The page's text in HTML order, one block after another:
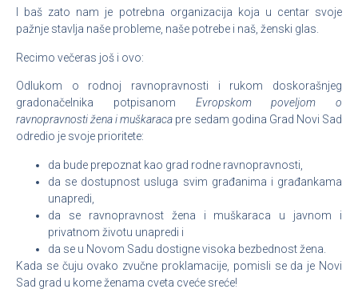
I baš zato nam je potrebna organizacija koja u centar svoje
pažnje stavlja naše probleme, naše potrebe i naš, ženski glas.
Recimo večeras još i ovo:
Odlukom o rodnoj ravnopravnosti i rukom doskorašnjeg
gradonačelnika potpisanom Evropskom poveljom o
ravnopravnosti žena i muškaraca pre sedam godina Grad Novi Sad
odredio je svoje prioritete:
da bude prepoznat kao grad rodne ravnopravnosti,
da se dostupnost usluga svim građanima i građankama
unapredi,
da se ravnopravnost žena i muškaraca u javnom i
privatnom životu unapredi i
da se u Novom Sadu dostigne visoka bezbednost žena.
Kada se čuju ovako zvučne proklamacije, pomisli se da je Novi
Sad grad u kome ženama cveta cveće sreće!